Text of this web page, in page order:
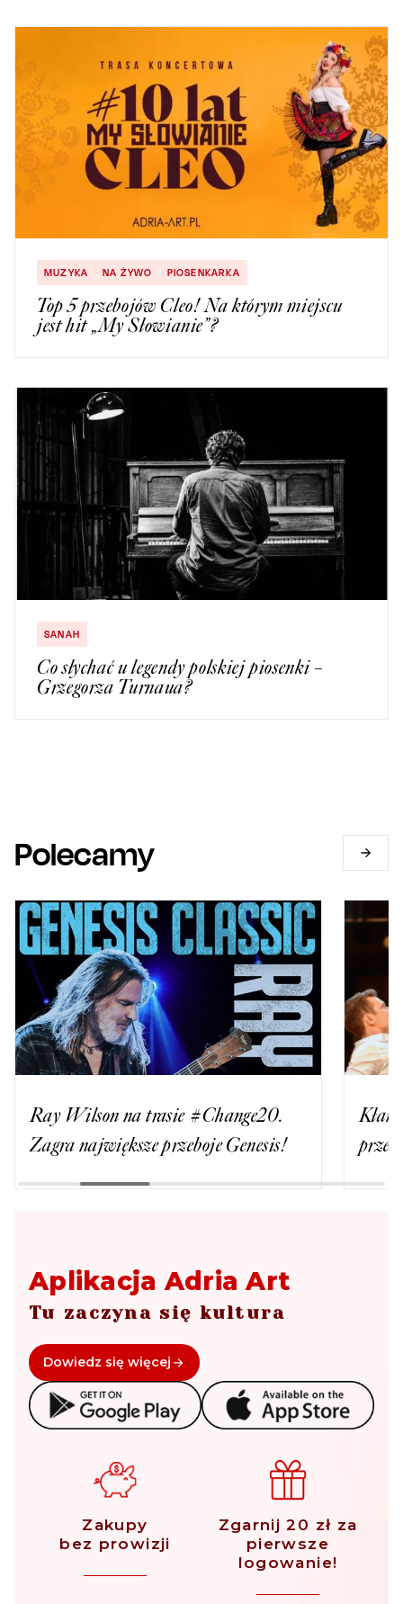
MUZYKA NA ŻYWO PIOSENKARKA
Top 5 przebojów Cleo! Na którym miejscu
jest hit „My Słowianie”?
SANAH
Co słychać u legendy polskiej piosenki –
Grzegorza Turnaua?
Polecamy
Ray Wilson na trasie #Change20.
Zagra największe przeboje Genesis!
Aplikacja Adria Art
Tu zaczyna się kultura
Dowiedz się więcej
Zakupy
bez prowizji
Zgarnij 20 zł za
pierwsze
logowanie!